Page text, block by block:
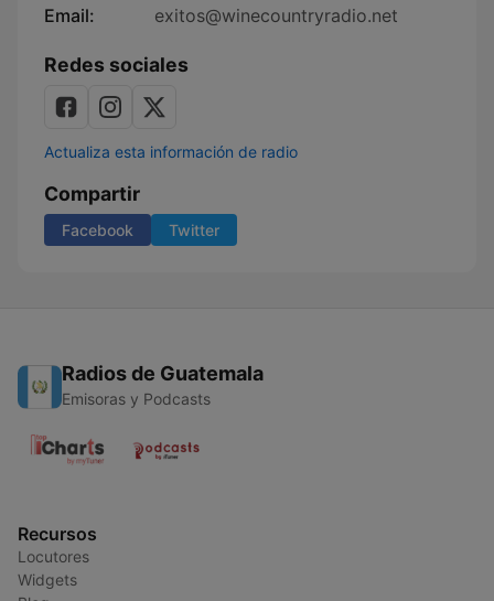
Email:
exitos@winecountryradio.net
Redes sociales
Actualiza esta información de radio
Compartir
Facebook Twitter
Radios de Guatemala
Emisoras y Podcasts
Recursos
Locutores
Widgets